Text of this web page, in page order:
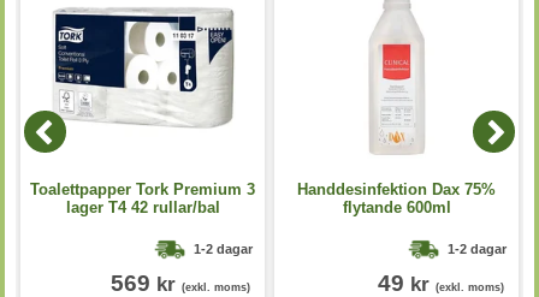
Toalettpapper Tork Premium 3
lager T4 42 rullar/bal
1-2 dagar
569 kr (exkl. moms)
Handdesinfektion Dax 75%
flytande 600ml
1-2 dagar
49 kr (exkl. moms)